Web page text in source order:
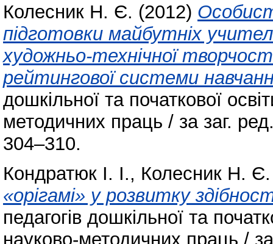
Колесник Н. Є. (2012)
підготовки майбутніх
художньо-технічної
рейтингової системи
дошкільної та початкової
методичних праць / за заг.
304–310.
Кондратюк І. І., Колесник Н. Є.
«орігамі» у розвитку
педагогів дошкільної та
науково-методичних праць /